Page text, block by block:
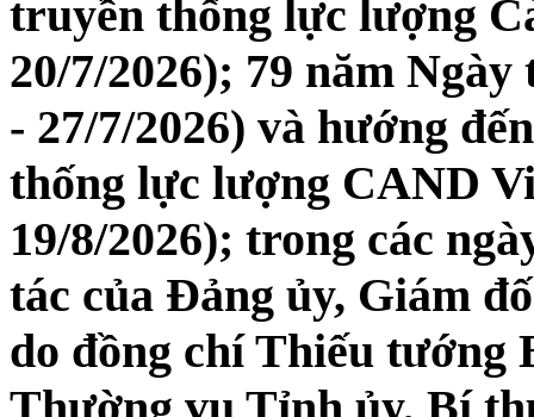
truyền thống lực lượng
20/7/2026); 79 năm
- 27/7/2026) và hướng
thống lực lượng CAND
19/8/2026); trong các
tác của Đảng ủy, Giám
do đồng chí Thiếu